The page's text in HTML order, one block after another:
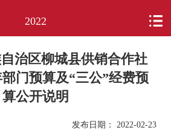
2022
治区柳城县供销合作社
门预算及“三公”经费预
算公开说明
发布日期： 2022-02-23